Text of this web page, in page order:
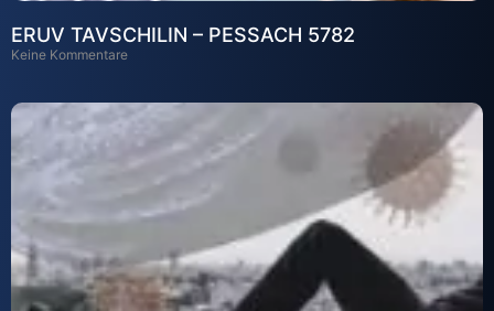
ERUV TAVSCHILIN – PESSACH 5782
Keine Kommentare